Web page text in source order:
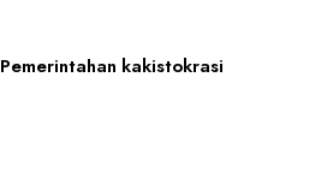
Pemerintahan kakistokrasi